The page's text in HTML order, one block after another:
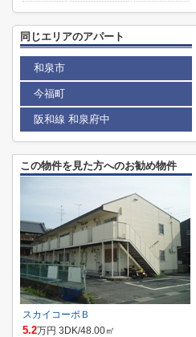
同じエリアのアパート
和泉市
今福町
阪和線 和泉府中
この物件を見た方へのお勧め物件
スカイコーポＢ
5.2万円 3DK/48.00㎡